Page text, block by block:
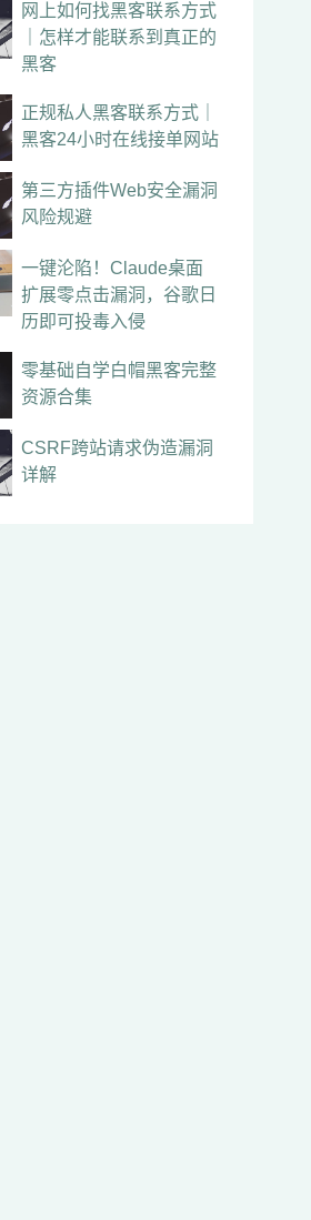
网上如何找黑客联系方式
｜怎样才能联系到真正的
黑客
正规私人黑客联系方式｜
黑客24小时在线接单网站
第三方插件Web安全漏洞
风险规避
一键沦陷！Claude桌面
扩展零点击漏洞，谷歌日
历即可投毒入侵
零基础自学白帽黑客完整
资源合集
CSRF跨站请求伪造漏洞
详解